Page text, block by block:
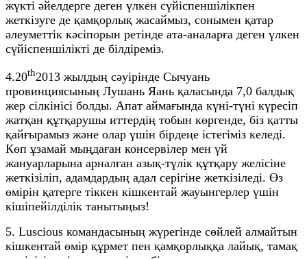
жүкті әйелдерге деген үлкен сүйіспеншілікпен
жеткізуге де қамқорлық жасаймыз, сонымен қатар
әлеуметтік кәсіпорын ретінде ата-аналарға деген үлкен
сүйіспеншілікті де білдіреміз.
4.20th2013 жылдың сәуірінде Сычуань
провинциясының Лушань Яань қаласында 7,0 балдық
жер сілкінісі болды. Апат аймағында күні-түні күресіп
жатқан құтқарушы иттердің тобын көргенде, біз қатты
қайғырамыз және олар үшін бірдеңе істегіміз келеді.
Көп ұзамай мыңдаған консервілер мен үй
жануарларына арналған азық-түлік құтқару желісіне
жеткізіліп, адамдардың адал серігіне жеткізіледі. Өз
өмірін қатерге тіккен кішкентай жауынгерлер үшін
кішіпейілділік танытыңыз!
5. Luscious командасының жүрегінде сөйлей алмайтын
кішкентай өмір құрмет пен қамқорлыққа лайық, тамақ